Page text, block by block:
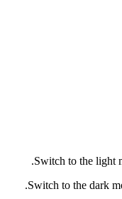
Switch to the light
Switch to the dark